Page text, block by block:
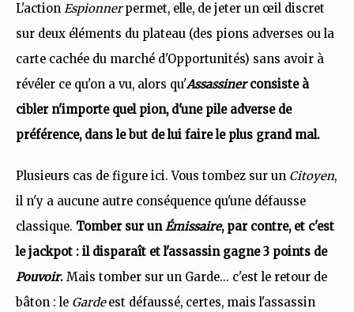
L'action Espionnerpermet, elle, de jeter un œil discret
sur deux éléments du plateau (des pions adverses ou la
carte cachée du marché d'Opportunités) sans avoir à
révéler ce qu'on a vu, alors qu'Assassinerconsiste à
cibler n'importe quel pion, d'une pile adverse de
préférence, dans le but de lui faire le plus grand mal.
Plusieurs cas de figure ici. Vous tombez sur un Citoyen,
il n'y a aucune autre conséquence qu'une défausse
classique. Tomber sur unÉmissaire, par contre, et c'est
le jackpot : il disparaît et l'assassin gagne 3 points de
Pouvoir. Mais tomber sur un Garde... c'est le retour de
bâton : le Gardeest défaussé, certes, mais l'assassin